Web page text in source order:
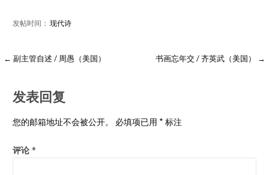
发帖时间： 现代诗
← 副主管自述 / 周愚（美国） 书画忘年交 / 齐英武（美国） →
发表回复
您的邮箱地址不会被公开。 必填项已用 * 标注
评论 *